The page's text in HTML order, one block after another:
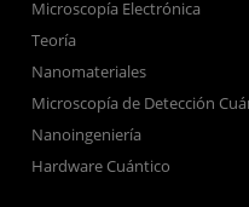
Microscopía Electrónica
Teoría
Nanomateriales
Microscopía de Detección
Nanoingeniería
Hardware Cuántico